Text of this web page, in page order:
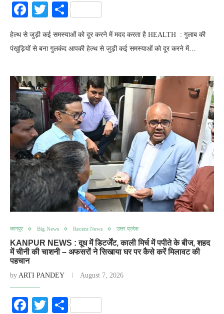
Facebook
Twitter
Share
हेल्‍थ से जुड़ी कई समस्‍याओं को दूर करने में मदद करता है HEALTH : गुलाब की
पंखुड़ियों से बना गुलकंद आपकी हेल्‍थ से जुड़ी कई समस्‍याओं को दूर करने में…
कानपुर Big News Recent News उत्तर प्रदेश
KANPUR NEWS : दूध में डिटर्जेंट, काली मिर्च में पपीते के बीज, शहद
में चीनी की चाशनी – अफसरों ने सिखाया घर पर कैसे करें मिलावट की
पहचान
by ARTI PANDEY August 7, 2026
Facebook
Twitter
Share